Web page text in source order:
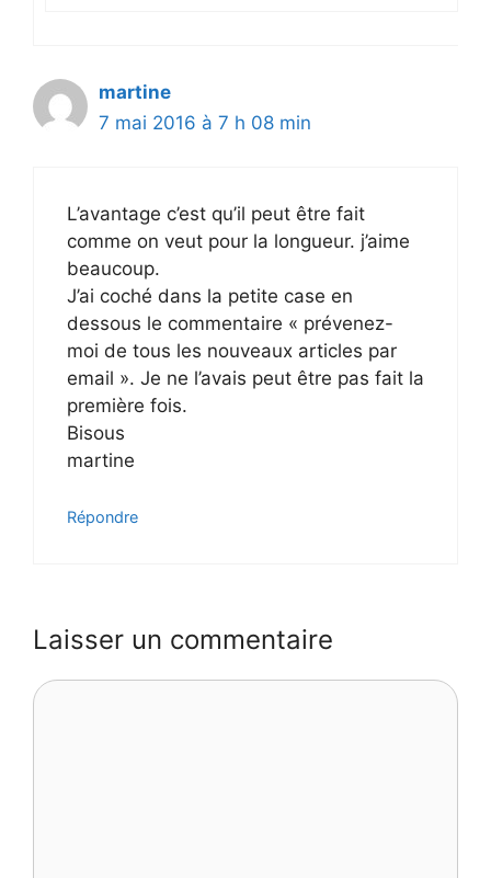
martine
7 mai 2016 à 7 h 08 min
L’avantage c’est qu’il peut être fait
comme on veut pour la longueur. j’aime
beaucoup.
J’ai coché dans la petite case en
dessous le commentaire « prévenez-
moi de tous les nouveaux articles par
email ». Je ne l’avais peut être pas fait la
première fois.
Bisous
martine
Répondre
Laisser un commentaire
Commentaire